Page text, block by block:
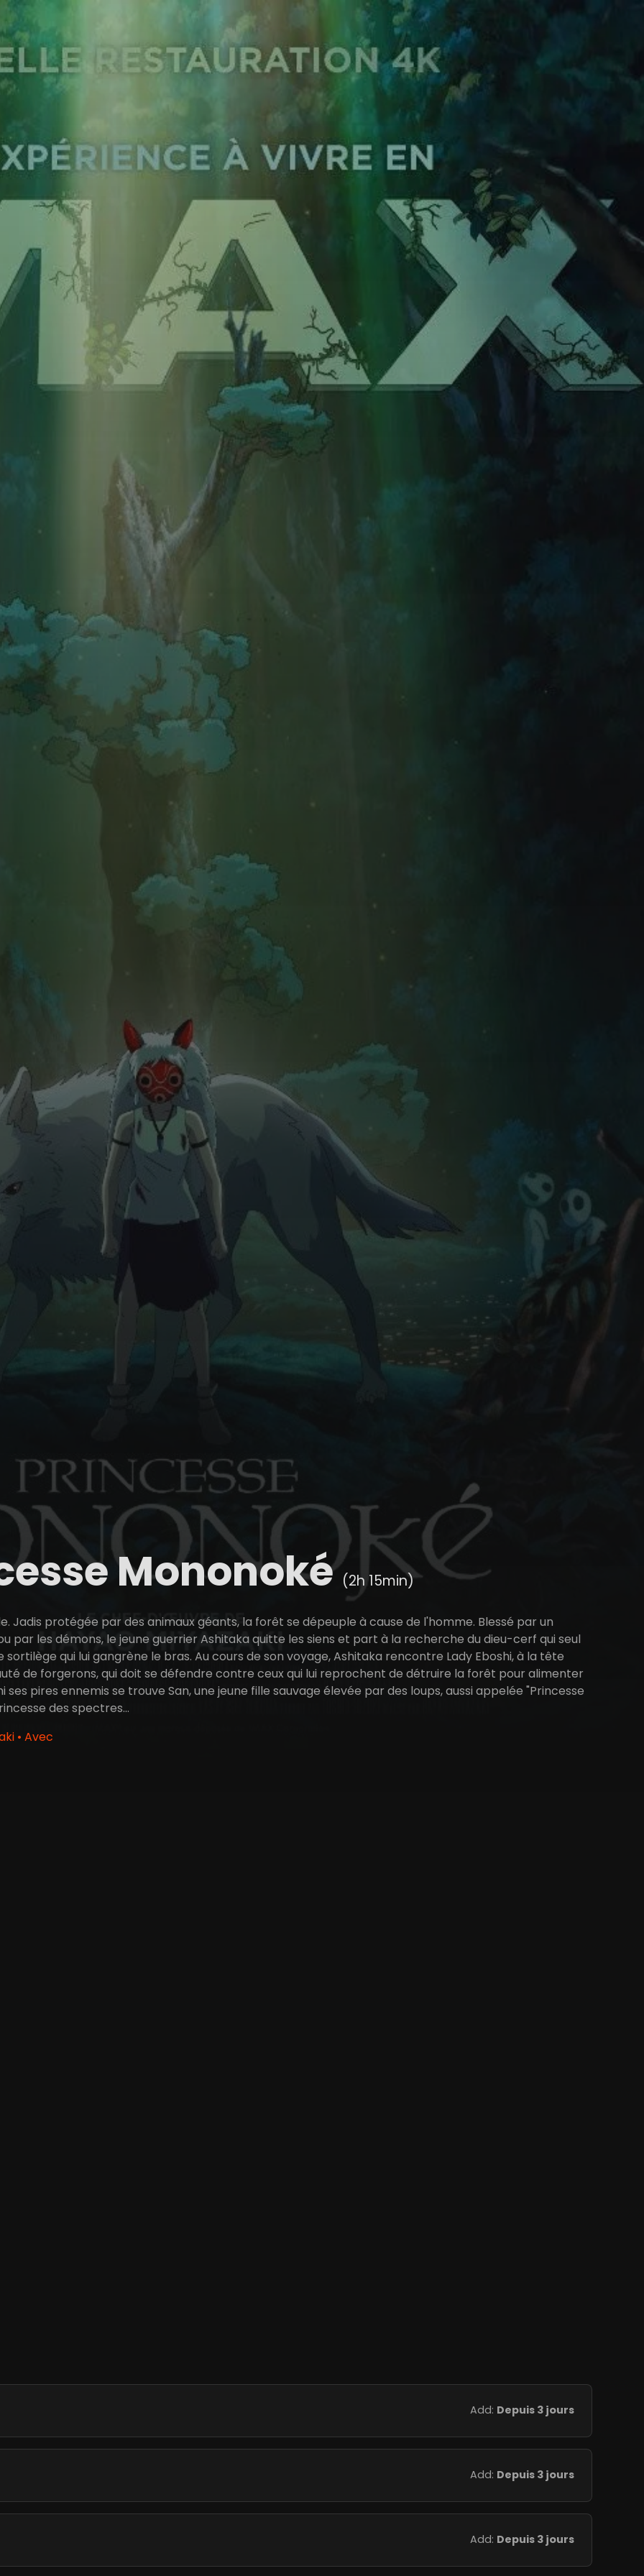
Mononoké(2h 15min)
Jadis protégée par des animaux géants, la forêt se dépeuple à cause de l'homme. Blessé par un
par les démons, le jeune guerrier Ashitaka quitte les siens et part à la recherche du dieu-cerf qui seul
qui lui gangrène le bras. Au cours de son voyage, Ashitaka rencontre Lady Eboshi, à la tête
de forgerons, qui doit se défendre contre ceux qui lui reprochent de détruire la forêt pour alimenter
ses pires ennemis se trouve San, une jeune fille sauvage élevée par des loups, aussi appelée "Princesse
des spectres...
• Avec
Add: Depuis 3 jours
Add: Depuis 3 jours
Add: Depuis 3 jours